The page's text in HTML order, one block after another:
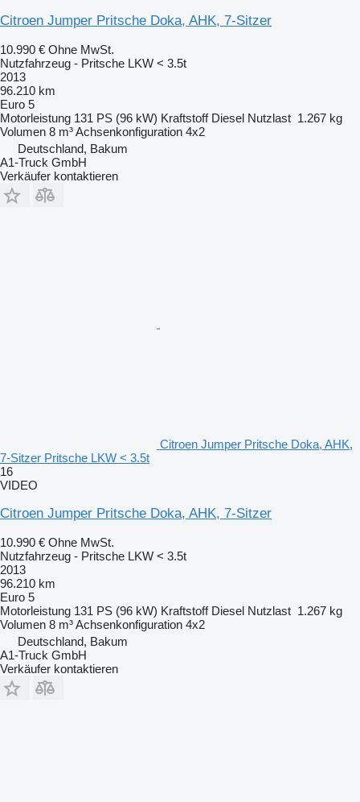
Citroen Jumper Pritsche Doka, AHK, 7-Sitzer
10.990 € Ohne MwSt.
Nutzfahrzeug - Pritsche LKW < 3.5t
2013
96.210 km
Euro 5
Motorleistung 131 PS (96 kW) Kraftstoff Diesel Nutzlast 1.267 kg
Volumen 8 m³Achsenkonfiguration 4x2
Deutschland, Bakum
A1-Truck GmbH
Verkäufer kontaktieren
Citroen Jumper Pritsche Doka, AHK,
7-Sitzer Pritsche LKW < 3.5t
16
VIDEO
Citroen Jumper Pritsche Doka, AHK, 7-Sitzer
10.990 € Ohne MwSt.
Nutzfahrzeug - Pritsche LKW < 3.5t
2013
96.210 km
Euro 5
Motorleistung 131 PS (96 kW) Kraftstoff Diesel Nutzlast 1.267 kg
Volumen 8 m³Achsenkonfiguration 4x2
Deutschland, Bakum
A1-Truck GmbH
Verkäufer kontaktieren